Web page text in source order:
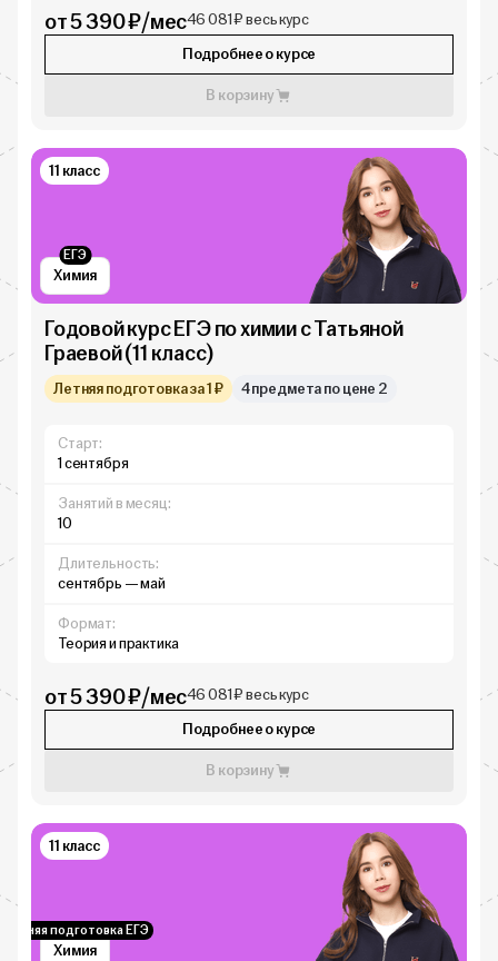
от 5 390 ₽/мес46 081 ₽ весь курс
Подробнее о курсе
В корзину
Химия
ЕГЭ
11 класс
Годовой курс ЕГЭ по химии с Татьяной
Граевой (11 класс)
Летняя подготовка за 1 ₽ 4 предмета по цене 2
Старт:
1 сентября
Занятий в месяц:
10
Длительность:
сентябрь — май
Формат:
Теория и практика
от 5 390 ₽/мес46 081 ₽ весь курс
Подробнее о курсе
В корзину
Химия
Летняя подготовка ЕГЭ
11 класс